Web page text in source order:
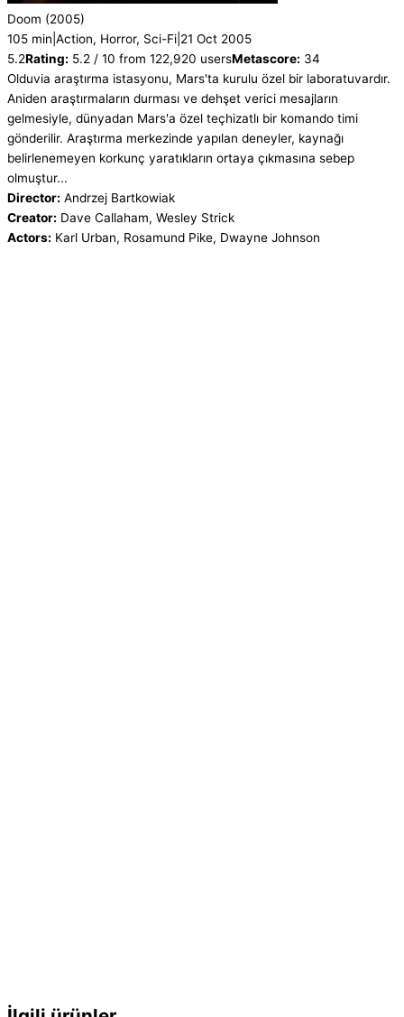
Doom (2005)
105 min Action, Horror, Sci-Fi 21 Oct 2005
5.2Rating: 5.2 / 10 from 122,920 usersMetascore: 34
Olduvia araştırma istasyonu, Mars'ta kurulu özel bir laboratuvardır.
Aniden araştırmaların durması ve dehşet verici mesajların
gelmesiyle, dünyadan Mars'a özel teçhizatlı bir komando timi
gönderilir. Araştırma merkezinde yapılan deneyler, kaynağı
belirlenemeyen korkunç yaratıkların ortaya çıkmasına sebep
olmuştur...
Director: Andrzej Bartkowiak
Creator: Dave Callaham, Wesley Strick
Actors: Karl Urban, Rosamund Pike, Dwayne Johnson